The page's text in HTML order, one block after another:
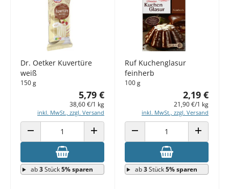
Dr. Oetker Kuvertüre
weiß
150 g
5,79 €
38,60 €/1 kg
inkl. MwSt., zzgl. Versand
ANZAHL VERRINGERN ANZAHL ERHÖHEN
ab3Stück5% sparen
Ruf Kuchenglasur
feinherb
100 g
2,19 €
21,90 €/1 kg
inkl. MwSt., zzgl. Versand
ANZAHL VERRINGERN ANZAHL
ab3Stück5% sparen